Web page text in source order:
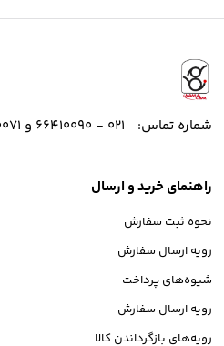
شماره تماس: 021 - 66410090 و 66700071
راهنمای خرید و ارسال
نحوه ثبت سفارش
رویه ارسال سفارش
شیوه‌های پرداخت
رویه ارسال سفارش
رویه‌های بازگرداندن کالا